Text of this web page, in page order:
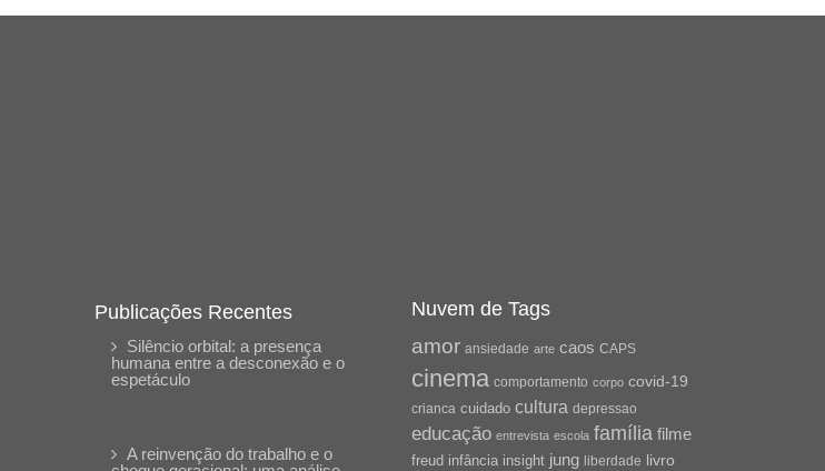
Publicações Recentes
Silêncio orbital: a presença
humana entre a desconexão e o
espetáculo
A reinvenção do trabalho e o
Nuvem de Tags
amor ansiedade arte caos CAPS
cinema comportamento corpo covid-19
crianca cuidado cultura depressao
educação entrevista escola família filme
freud infância insight jung liberdade livro